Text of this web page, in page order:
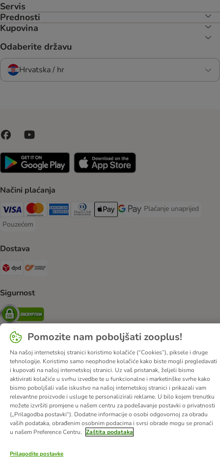
Servis
Prednosti
Kupovina
Odaberite državu
Hrvatska / hr
Načini plaćanja
Visa Payment Method
MasterCard Payment Method
American Express Payment Method
Diners Club Payment Method
Payment MethodGoogle pay Payment Method
Plaćanje unaprijed
Plaćanje unaprijed
Pouzećem
Pouzećem Payment Method
Dostava
DPD Shipping Method
Sigurnost
Security
O nama Karijere Web stranica tvrtke Impressum
DSA
Opći uvjeti poslovanja
Odustati od ugovora
Kontakt
Troškovi slanja i vrijeme dostave
Načini plaćanja
Propisi o uklanjanju otpada
Zaštita podataka
Izjava o pristupačnosti
© zooplus SE2026
Pomozite nam poboljšati zooplus!
Na našoj internetskoj stranici koristimo kolačiće (“Cookies”), piksele i druge
tehnologije. Koristimo samo neophodne kolačiće kako biste mogli pregledavati
i kupovati na našoj internetskoj stranici. Uz vaš pristanak, željeli bismo
aktivirati kolačiće u svrhu izvedbe te u funkcionalne i marketinške svrhe kako
bismo poboljšali vaše iskustvo na našoj internetskoj stranici i prikazali vam
relevantne proizvode i usluge te personalizirali reklame. U bilo kojem trenutku
možete izvršiti promjene u našem centru za podešavanje postavki o privatnosti
(„Prilagodba postavki“). Dodatne informacije o osobi odgovornoj za obradu
vaših podataka, obrađenim osobnim podacima i svrsi obrade mogu se pronaći
u našem Preference Centru. Zaštita podataka
Prilagodite postavke